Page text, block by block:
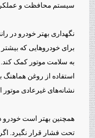
سیستم محافظت و
نگهداری بهتر خودرو در
برای خودروهایی که
به سلامت موتور کمک
استفاده از روغن هماهنگ
نشانه‌های غیرعادی موتور
همچنین بهتر است خودرو
تحت فشار قرار نگیرد.